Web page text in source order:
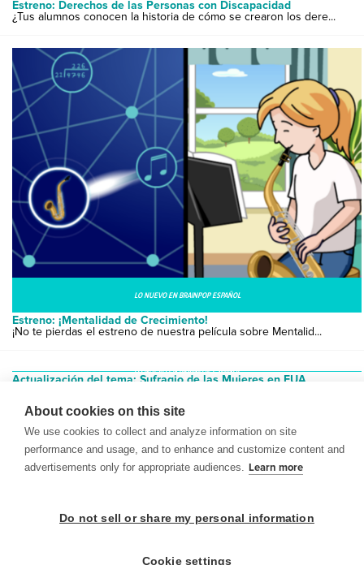
Estreno: Derechos de las Personas con Discapacidad
¿Tus alumnos conocen la historia de cómo se crearon los dere...
LO NUEVO EN BRAINPOP ESPAÑOL
Estreno: ¡Mentalidad de Crecimiento!
¡No te pierdas el estreno de nuestra película sobre Mentalid...
LO NUEVO EN BRAINPOP ESPAÑOL
Actualización del tema: Sufragio de las Mujeres en EUA
About cookies on this site
We use cookies to collect and analyze information on site
performance and usage, and to enhance and customize content and
advertisements only for appropriate audiences. Learn more
Do not sell or share my personal information
Cookie settings